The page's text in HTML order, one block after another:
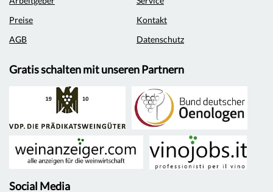
Preise
Kontakt
AGB
Datenschutz
Gratis schalten mit unseren Partnern
Social Media